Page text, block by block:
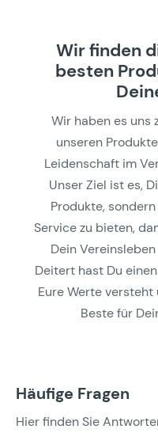
Wir finden
besten
Wir haben es uns
unseren
Leidenschaft im
Unser Ziel ist es,
Produkte,
Service zu bieten,
Dein
Deitert hast Du
Eure Werte
Beste für
Häufige Fragen
Hier finden Sie